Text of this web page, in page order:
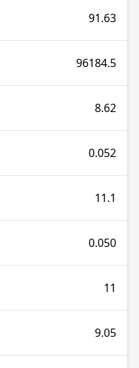
91.63
96184.5
8.62
0.052
11.1
0.050
11
9.05